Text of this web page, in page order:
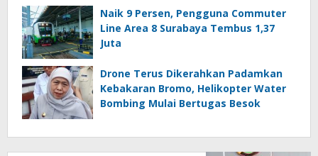
Naik 9 Persen, Pengguna Commuter
Line Area 8 Surabaya Tembus 1,37
Juta
Drone Terus Dikerahkan Padamkan
Kebakaran Bromo, Helikopter Water
Bombing Mulai Bertugas Besok